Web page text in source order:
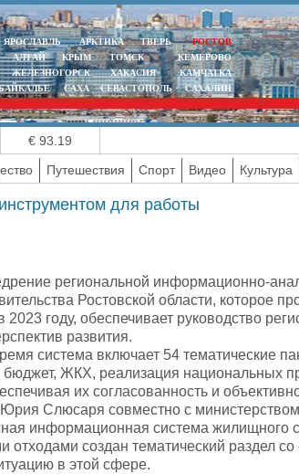
ЯРОСЛАВЛЬ АРКТИКА ТВЕРЬ
РОСТОВ
АЛТАЙ КРЫМ ТОМСК
КЕМЕРОВО
ЖЕЛЕЗНОГОРСК ХАКАСИЯ
КАМЧАТКА
САХА СЕВАСТОПОЛЬ САХАЛИН
€ 93.19
Путешествия Спорт Видео Культура
для работы
региональной информационно-
Ростовской области,
2023 году, обеспечивает руководство
развития.
система включает 54 тематические
бюджет, ЖКХ, реализация национальных
их согласованность и
Слюсаря совместно с
информационная система жилищного
отходами создан тематический раздел
в этой сфере.